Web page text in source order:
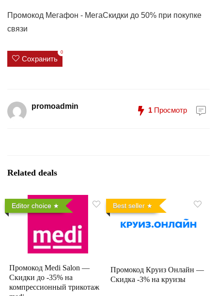
Промокод Мегафон - МегаСкидки до 50% при покупке
связи
Сохранить
0
promoadmin 1 Просмотр
Related deals
Editor choice
Промокод Medi Salon —
Скидки до -35% на
компрессионный трикотаж
Best seller
Промокод Круиз Онлайн —
Скидка -3% на круизы